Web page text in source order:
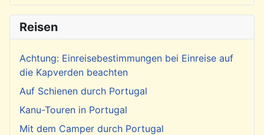
Reisen
Achtung: Einreisebestimmungen bei Einreise auf
die Kapverden beachten
Auf Schienen durch Portugal
Kanu-Touren in Portugal
Mit dem Camper durch Portugal